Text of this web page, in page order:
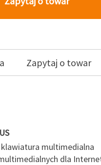
Zapytaj o towar
klawiatura multimedialna
dla